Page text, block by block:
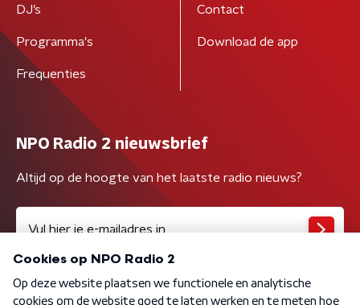
DJ’s
Programma's
Frequenties
Contact
Download de app
NPO Radio 2 nieuwsbrief
Altijd op de hoogte van het laatste radio nieuws?